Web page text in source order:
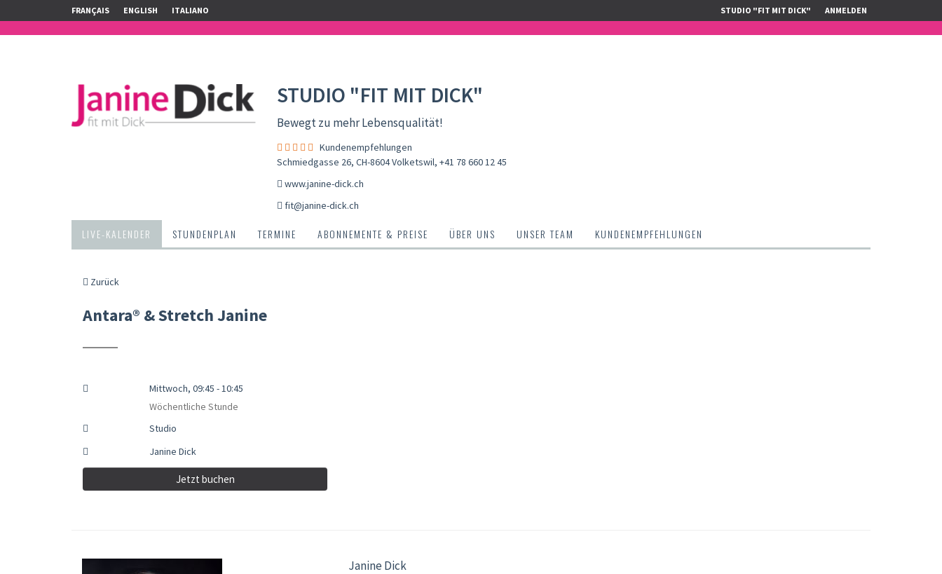
FRANÇAIS ENGLISH ITALIANO STUDIO "FIT MIT DICK" ANMELDEN
STUDIO "FIT MIT DICK"
Bewegt zu mehr Lebensqualität!
Kundenempfehlungen
Schmiedgasse 26, CH-8604 Volketswil, +41 78 660 12 45
www.janine-dick.ch
fit@janine-dick.ch
LIVE-KALENDER STUNDENPLAN TERMINE ABONNEMENTE & PREISE ÜBER UNS UNSER TEAM KUNDENEMPFEHLUNGEN
Zurück
Antara® & Stretch Janine
Mittwoch, 09:45 - 10:45
Wöchentliche Stunde
Studio
Janine Dick
Jetzt buchen
Janine Dick